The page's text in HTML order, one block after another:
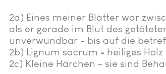
2a) Eines meiner Blätter war
als er gerade im Blut des
unverwundbar - bis auf die
2b) Lignum sacrum = heiliges Holz
2c) Kleine Härchen - sie sind